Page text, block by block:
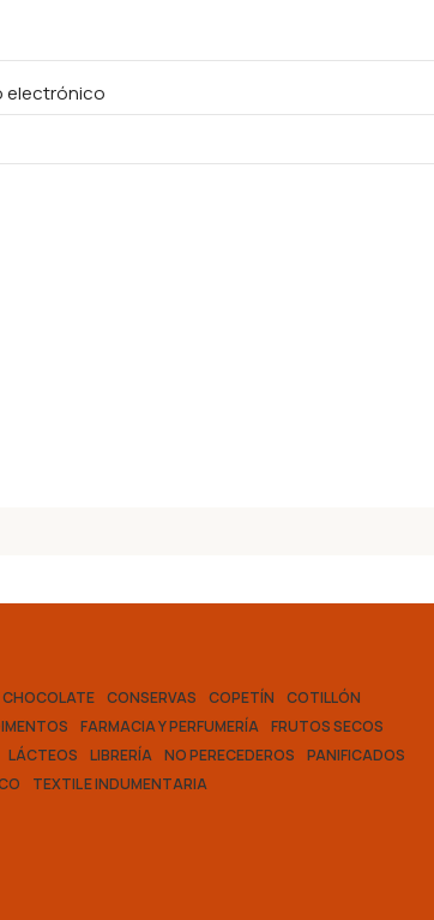
electrónico
CHOCOLATE CONSERVAS COPETÍN
COTILLÓN
FARMACIA Y PERFUMERÍA FRUTOS SECOS
LÁCTEOS LIBRERÍA NO PERECEDEROS
PANIFICADOS
TEXTIL E INDUMENTARIA